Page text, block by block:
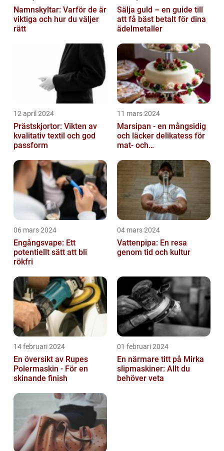
Namnskyltar: Varför de är
viktiga och hur du väljer
rätt
Sälja guld – en guide till
att få bäst betalt för dina
ädelmetaller
12 april 2024
Prästskjortor: Vikten av
kvalitativ textil och god
passform
11 mars 2024
Marsipan - en mångsidig
och läcker delikatess för
mat- och
06 mars 2024
Engångsvape: Ett
potentiellt sätt att bli
rökfri
04 mars 2024
Vattenpipa: En resa
genom tid och kultur
14 februari 2024
En översikt av Rupes
Polermaskin - För en
skinande finish
01 februari 2024
En närmare titt på Mirka
slipmaskiner: Allt du
behöver veta